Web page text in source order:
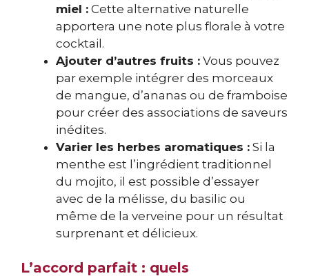
miel : Cette alternative naturelle
apportera une note plus florale à votre
cocktail.
Ajouter d’autres fruits : Vous pouvez
par exemple intégrer des morceaux
de mangue, d’ananas ou de framboise
pour créer des associations de saveurs
inédites.
Varier les herbes aromatiques : Si la
menthe est l’ingrédient traditionnel
du mojito, il est possible d’essayer
avec de la mélisse, du basilic ou
même de la verveine pour un résultat
surprenant et délicieux.
L’accord parfait : quels